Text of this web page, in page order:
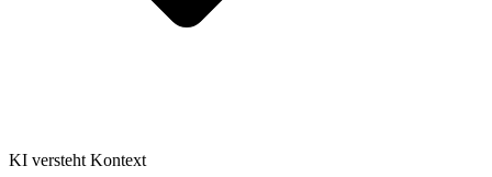
KI versteht Kontext